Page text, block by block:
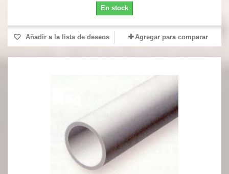
En stock
Añadir a la lista de deseos Agregar para comparar